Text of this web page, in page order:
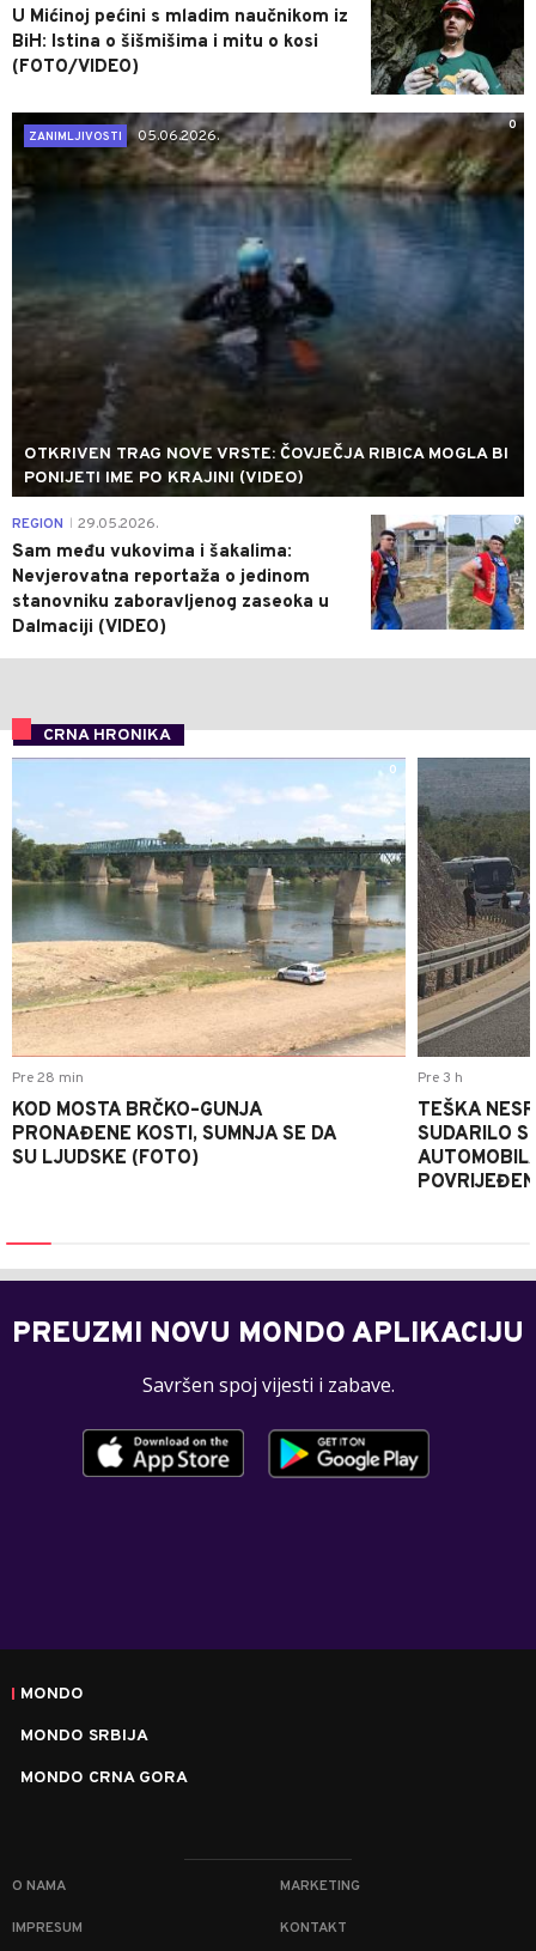
U Mićinoj pećini s mladim naučnikom iz
BiH: Istina o šišmišima i mitu o kosi
(FOTO/VIDEO)
0
ZANIMLJIVOSTI
05.06.2026.
OTKRIVEN TRAG NOVE VRSTE: ČOVJEČJA RIBICA MOGLA BI
PONIJETI IME PO KRAJINI (VIDEO)
0
REGION 29.05.2026.
Sam među vukovima i šakalima:
Nevjerovatna reportaža o jedinom
stanovniku zaboravljenog zaseoka u
Dalmaciji (VIDEO)
CRNA HRONIKA
0
Pre 28 min
KOD MOSTA BRČKO–GUNJA
PRONAĐENE KOSTI, SUMNJA SE DA
SU LJUDSKE (FOTO)
Pre 3 h
TEŠKA
SUDARILO
PREUZMI NOVU MONDO APLIKACIJU
Savršen spoj vijesti i zabave.
MONDO
MONDO SRBIJA
MONDO CRNA GORA
O NAMA MARKETING
IMPRESUM KONTAKT